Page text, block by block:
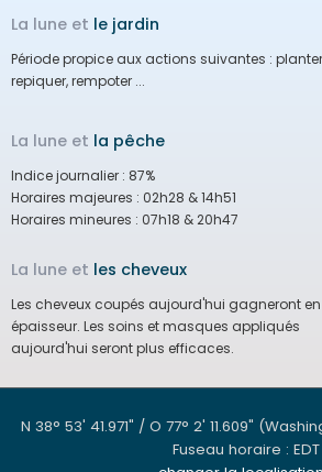
La lune et le jardin
Période propice aux actions suivantes :
repiquer, rempoter ...
La lune et la pêche
Indice journalier : 87%
Horaires majeures : 02h28 & 14h51
Horaires mineures : 07h18 & 20h47
La lune et les cheveux
Les cheveux coupés aujourd'hui gagneront en
épaisseur. Les soins et masques appliqués
aujourd'hui seront plus efficaces.
N 38° 53' 41.971" / O 77° 2' 11.609"
Fuseau horaire : EDT